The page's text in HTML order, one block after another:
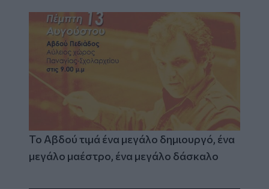
Το Αβδού τιμά ένα μεγάλο δημιουργό, ένα
μεγάλο μαέστρο, ένα μεγάλο δάσκαλο